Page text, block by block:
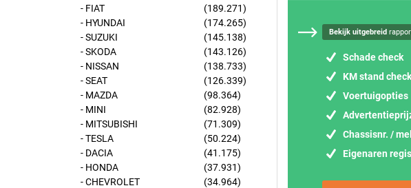
- FIAT
(189.271)
- HYUNDAI
(174.265)
- SUZUKI
(145.138)
- SKODA
(143.126)
- NISSAN
(138.733)
- SEAT
(126.339)
- MAZDA
(98.364)
- MINI
(82.928)
- MITSUBISHI
(71.309)
- TESLA
(50.224)
- DACIA
(41.175)
- HONDA
(37.931)
- CHEVROLET
(34.964)
Bekijk uitgebreid
Schade check
KM stand check
Voertuigopties
Chassisnr. /
Eigenaren